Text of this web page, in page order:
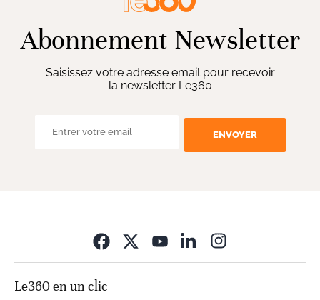
Abonnement Newsletter
Saisissez votre adresse email pour recevoir
la newsletter Le360
ENVOYER
Le360 en un clic